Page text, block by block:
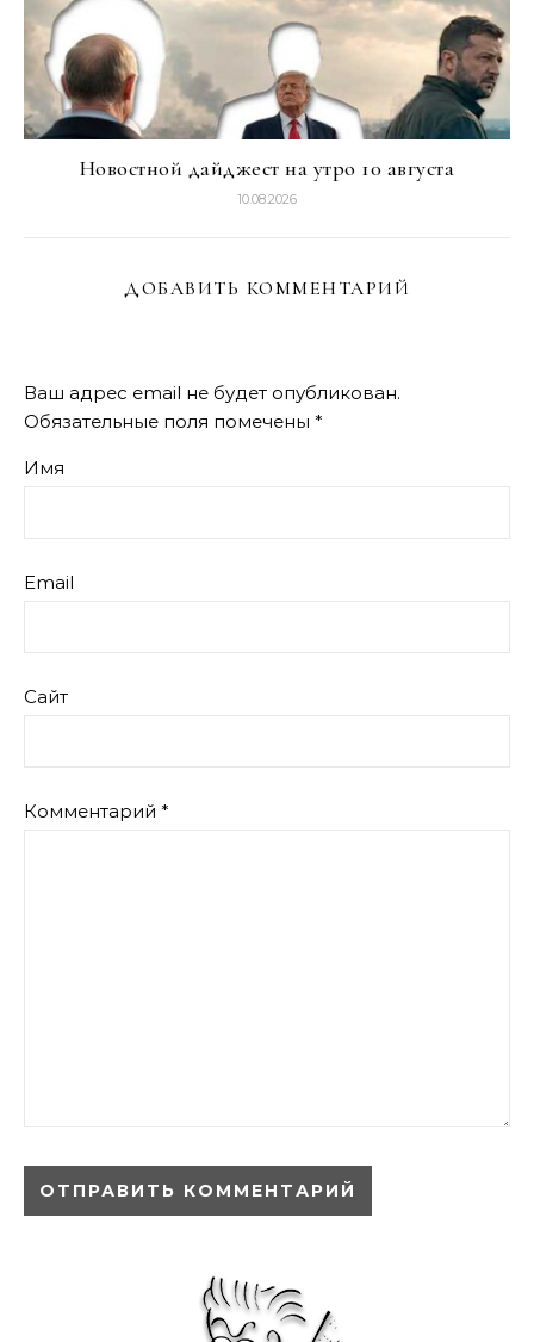
Новостной дайджест на утро 10 августа
10.08.2026
ДОБАВИТЬ КОММЕНТАРИЙ
Ваш адрес email не будет опубликован.
Обязательные поля помечены *
Имя
Email
Сайт
Комментарий *